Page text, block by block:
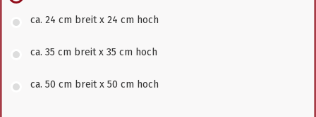
ca. 24 cm breit x 24 cm hoch
ca. 35 cm breit x 35 cm hoch
ca. 50 cm breit x 50 cm hoch